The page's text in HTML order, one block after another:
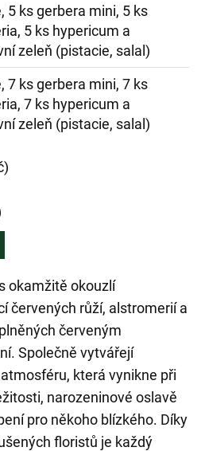
5 ks gerbera mini, 5 ks
5 ks hypericum a
zeleň (pistacie, salal)
7 ks gerbera mini, 7 ks
7 ks hypericum a
zeleň (pistacie, salal)
okamžitě okouzlí
červených růží, alstromerií a
červeným
Společně vytvářejí
která vynikne při
narozeninové oslavě
pro někoho blízkého. Díky
floristů je každý